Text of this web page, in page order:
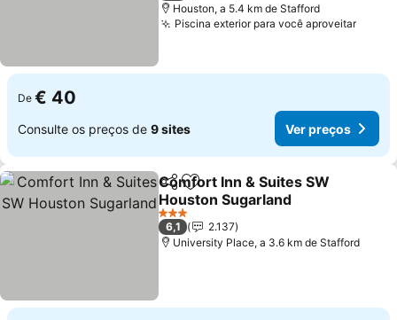
Houston, a 5.4 km de Stafford
Piscina exterior para você aproveitarVer
De € 40
Consulte os preços de 9 sites Ver preços
PartilharAdicionar aos favoritos
Comfort Inn & Suites SW
Houston Sugarland
Ver preços
3 Estrelas
6,1
2.137
University Place, a 3.6 km de Stafford